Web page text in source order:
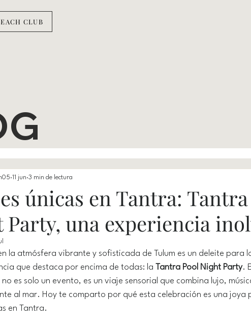
CLUB
únicas en Tantra:
Party, una experiencia
11 jun 3 min de lectura
la atmósfera vibrante y sofisticada de Tulum es un deleite para
que destaca por encima de todas: la
Tantra Pool Night Party.
no es solo un evento, es un viaje sensorial que combina lujo,
al mar. Hoy te comparto por qué esta celebración es una joya
en Tantra.